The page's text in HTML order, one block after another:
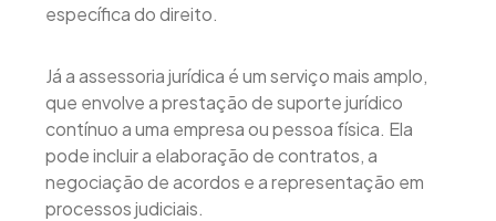
específica do direito.
Já a assessoria jurídica é um serviço mais amplo,
que envolve a prestação de suporte jurídico
contínuo a uma empresa ou pessoa física. Ela
pode incluir a elaboração de contratos, a
negociação de acordos e a representação em
processos judiciais.